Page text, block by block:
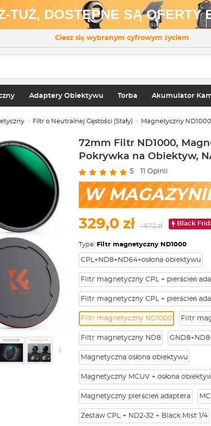
TUŻ, DOSTĘPNE SĄ OFERTY
Ciesz się wybranym cyfrowym życiem
Adaptery Obiektywu Torba Akumulator
Filtr o Neutralnej Gęstości (Stały) Magnetyczny
72mm Filtr ND1000,
Pokrywka na Obiektyw,
5 Opinii
W
329,0 zł 467,2 zł Black
Type: Filtr magnetyczny ND1000
CPL+ND8+ND64+osłona obiektywu
Filtr magnetyczny CPL + pierścień
Filtr magnetyczny CPL + pierścień
Filtr magnetyczny ND1000 Filtr
Filtr magnetyczny ND8
Magnetyczna osłona obiektywu
Magnetyczny MCUV + osłona
Magnetyczny pierścień adaptera
Zestaw CPL + ND2-32 + Black Mist 1/4